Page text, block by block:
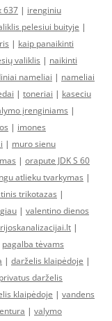
637 | irenginiu
pelesiui buityje |
| kaip panaikinti
valiklis | naikinti
nameliai | nameliai
| toneriai | kaseciu
įrenginiams |
| imones
| muro sienu
| orapute JDK S 60
atlieku tvarkymas |
trikotazas |
| valentino dienos
|
pagalba tėvams
| darželis klaipėdoje |
privatus darželis
klaipėdoje | vandens
| valymo